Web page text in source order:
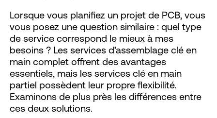
Lorsque vous planifiez un projet de PCB, vous
vous posez une question similaire : quel type
de service correspond le mieux à mes
besoins ? Les services d’assemblage clé en
main complet offrent des avantages
essentiels, mais les services clé en main
partiel possèdent leur propre flexibilité.
Examinons de plus près les différences entre
ces deux solutions.